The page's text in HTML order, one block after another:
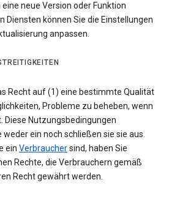
neue Version oder Funktion
Diensten können Sie die Einstellungen
anpassen.
Recht auf (1) eine bestimmte Qualität
Probleme zu beheben, wenn
Nutzungsbedingungen
ein noch schließen sie sie aus.
ein Verbrauchersind, haben Sie
Rechte, die Verbrauchern gemäß
Recht gewährt werden.